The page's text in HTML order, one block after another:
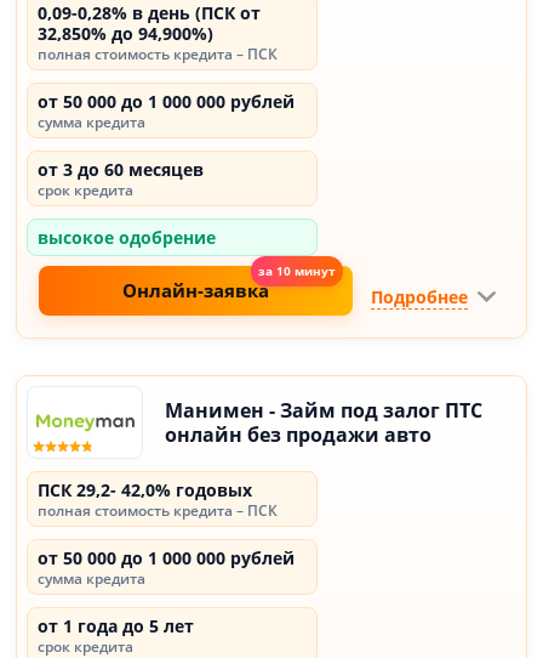
0,09-0,28% в день (ПСК от
32,850% до 94,900%)
полная стоимость кредита – ПСК
от 50 000 до 1 000 000 рублей
сумма кредита
от 3 до 60 месяцев
срок кредита
высокое одобрение
Онлайн-заявка Подробнее
Манимен - Займ под залог ПТС
онлайн без продажи авто
ПСК 29,2- 42,0% годовых
полная стоимость кредита – ПСК
от 50 000 до 1 000 000 рублей
сумма кредита
от 1 года до 5 лет
срок кредита